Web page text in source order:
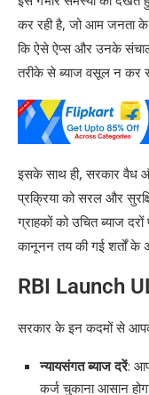
5. डॉक्यूमेंट
6. लोन की
7. लोन
8. लोन के
9. लोन
10. लोन की
ULI से अप्लाई
RBI Launch
ULI के लिए
कर रही है, जो आम जनता के
कि ऐसे ऐप्स और उनके
तरीके से ब्याज वसूल न कर
इसके साथ ही, सरकार वैध
प्रक्रिया को सरल और
ग्राहकों को उचित ब्याज
कानूनन तय की गई शर्तों के
RBI Launch
सरकार के इन कदमों से
न्यायसंगत ब्याज दरें:
कर्ज चुकाना आसान